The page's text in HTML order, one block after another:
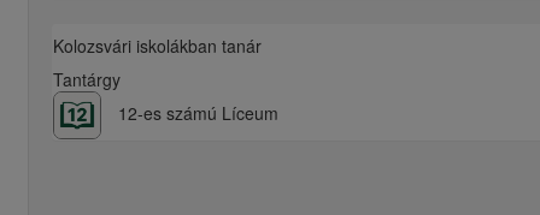
Kolozsvári iskolákban tanár
Tantárgy
12-es számú Líceum